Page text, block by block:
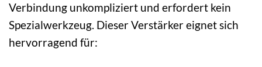
Verbindung unkompliziert und erfordert kein
Spezialwerkzeug. Dieser Verstärker eignet sich
hervorragend für: